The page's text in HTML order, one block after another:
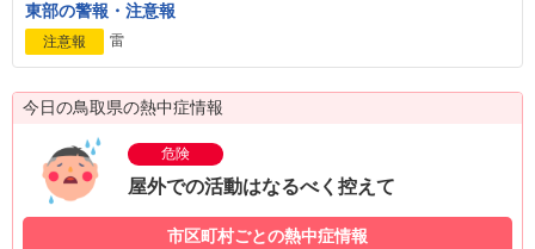
東部の警報・注意報
注意報 雷
今日の鳥取県の熱中症情報
危険
屋外での活動はなるべく控えて
市区町村ごとの熱中症情報